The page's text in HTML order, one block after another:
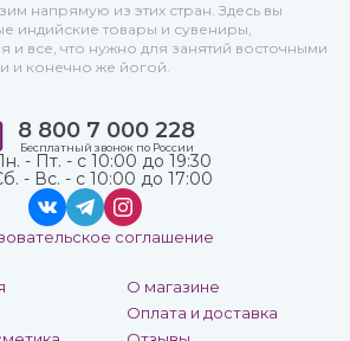
напрямую из этих стран. Здесь вы
индийские товары и сувениры,
и все, что нужно для занятий восточными
и конечно же йогой.
О магазине
Оплата и доставка
8 800 7 000 228
Бесплатный звонок по России
- Пт. - с 10:00 до 19:30
- Вс. - с 10:00 до 17:00
соглашение